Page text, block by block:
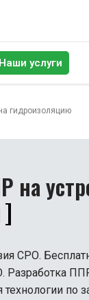
Наши услуги
гидроизоляцию
на
СРО.
Разработка
по
Поиск